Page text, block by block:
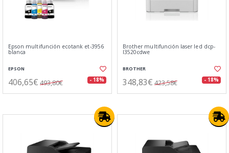
Epson multifunción ecotank et-3956
blanca
EPSON
406,65€ 493,80€ - 18%
Brother multifunción laser led dcp-
l3520cdwe
BROTHER
348,83€ 423,58€ - 18%